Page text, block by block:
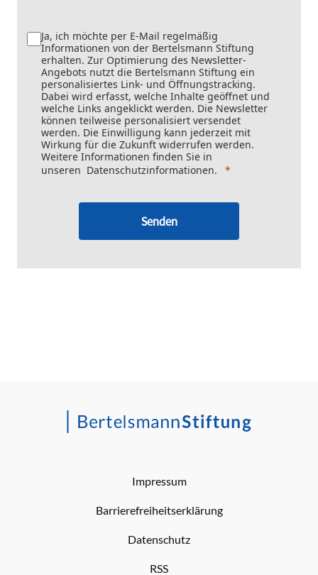
Ja, ich möchte per E-Mail regelmäßig
Informationen von der Bertelsmann Stiftung
erhalten. Zur Optimierung des Newsletter-
Angebots nutzt die Bertelsmann Stiftung ein
personalisiertes Link- und Öffnungstracking.
Dabei wird erfasst, welche Inhalte geöffnet und
welche Links angeklickt werden. Die Newsletter
können teilweise personalisiert versendet
werden. Die Einwilligung kann jederzeit mit
Wirkung für die Zukunft widerrufen werden.
Weitere Informationen finden Sie in
unseren Datenschutzinformationen.
Senden
Impressum
Barrierefreiheitserklärung
Datenschutz
RSS